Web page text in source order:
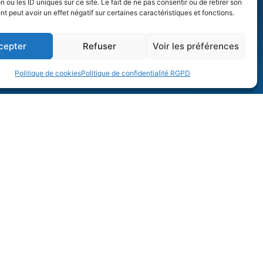
ou les ID uniques sur ce site. Le fait de ne pas consentir ou de retirer son
peut avoir un effet négatif sur certaines caractéristiques et fonctions.
Refuser Voir les préférences
Politique de cookiesPolitique de confidentialité RGPD
? Un projet ?